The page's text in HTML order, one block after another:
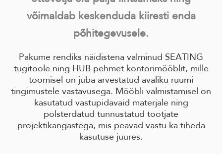
võimaldab keskenduda kiiresti enda
põhitegevusele.
Pakume rendiks näidistena valminud SEATING
tugitoole ning HUB pehmet kontorimööblit, mille
toomisel on juba arvestatud avaliku ruumi
tingimustele vastavusega. Mööbli valmistamisel on
kasutatud vastupidavaid materjale ning
polsterdatud tunnustatud tootjate
projektikangastega, mis peavad vastu ka tiheda
kasutuse juures.